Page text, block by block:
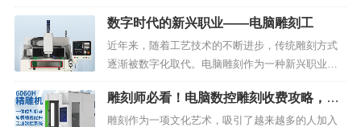
行自动加工，从而实现对各种材料进行高精度、高
效率加工的目的。电脑雕刻技术在广告、艺术、工
艺品、模型等行业得到广泛应用。电脑雕刻工作人
员是电脑雕刻工艺生产...
数字时代的新兴职业——电脑雕刻工
近年来，随着工艺技术的不断进步，传统雕刻方式
逐渐被数字化取代。电脑雕刻作为一种新兴职业，
正在蓬勃发展。本文将带您了解电脑雕刻工的岗位
职责和招聘要求，以及数字化雕刻的优势。1、岗位
职责电脑雕刻工是专门从事数字雕刻的工作者，其
雕刻师必看！电脑数控雕刻收费攻略，制
定合理收费策略
雕刻作为一项文化艺术，吸引了越来越多的人加入